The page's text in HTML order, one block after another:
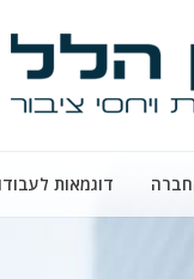
דוגמאות